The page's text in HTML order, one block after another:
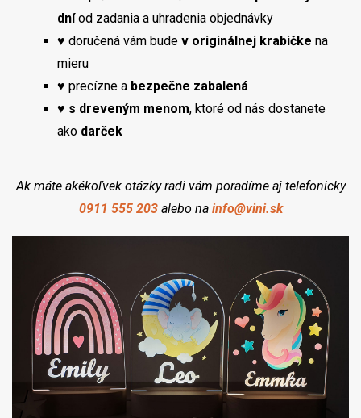
dníod zadania a uhradenia objednávky
♥ doručená vám bude v originálnej krabičke na
mieru
♥ precízne a bezpečne zabalená
♥ s dreveným menom, ktoré od nás dostanete
ako darček
Ak máte akékoľvek otázky radi vám poradíme aj telefonicky
0911 555 203alebo na info@vini.sk